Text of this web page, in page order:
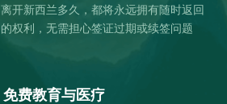
离开新西兰多久，都将永远拥有随时返回
的权利，无需担心签证过期或续签问题
免费教育与医疗